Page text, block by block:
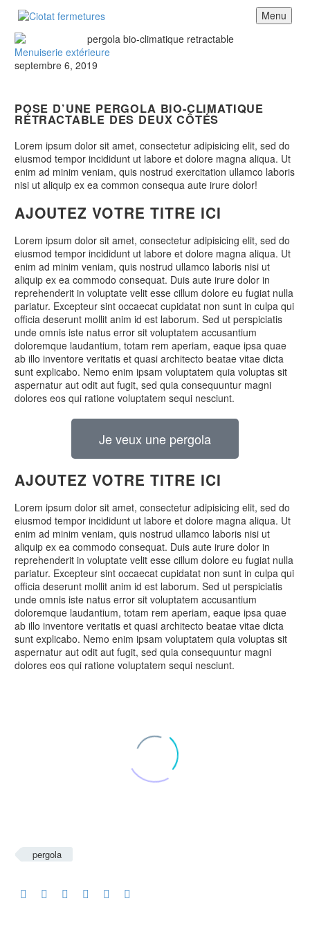
Menu
Menuiserie extérieure
septembre 6, 2019
POSE D’UNE PERGOLA BIO-CLIMATIQUE
RÉTRACTABLE DES DEUX CÔTÉS
Lorem ipsum dolor sit amet, consectetur adipisicing elit, sed do
eiusmod tempor incididunt ut labore et dolore magna aliqua. Ut
enim ad minim veniam, quis nostrud exercitation ullamco laboris
nisi ut aliquip ex ea common consequa aute irure dolor!
AJOUTEZ VOTRE TITRE ICI
Lorem ipsum dolor sit amet, consectetur adipisicing elit, sed do
eiusmod tempor incididunt ut labore et dolore magna aliqua. Ut
enim ad minim veniam, quis nostrud ullamco laboris nisi ut
aliquip ex ea commodo consequat. Duis aute irure dolor in
reprehenderit in voluptate velit esse cillum dolore eu fugiat nulla
pariatur. Excepteur sint occaecat cupidatat non sunt in culpa qui
officia deserunt mollit anim id est laborum. Sed ut perspiciatis
unde omnis iste natus error sit voluptatem accusantium
doloremque laudantium, totam rem aperiam, eaque ipsa quae
ab illo inventore veritatis et quasi architecto beatae vitae dicta
sunt explicabo. Nemo enim ipsam voluptatem quia voluptas sit
aspernatur aut odit aut fugit, sed quia consequuntur magni
dolores eos qui ratione voluptatem sequi nesciunt.
Je veux une pergola
AJOUTEZ VOTRE TITRE ICI
Lorem ipsum dolor sit amet, consectetur adipisicing elit, sed do
eiusmod tempor incididunt ut labore et dolore magna aliqua. Ut
enim ad minim veniam, quis nostrud ullamco laboris nisi ut
aliquip ex ea commodo consequat. Duis aute irure dolor in
reprehenderit in voluptate velit esse cillum dolore eu fugiat nulla
pariatur. Excepteur sint occaecat cupidatat non sunt in culpa qui
officia deserunt mollit anim id est laborum. Sed ut perspiciatis
unde omnis iste natus error sit voluptatem accusantium
doloremque laudantium, totam rem aperiam, eaque ipsa quae
ab illo inventore veritatis et quasi architecto beatae vitae dicta
sunt explicabo. Nemo enim ipsam voluptatem quia voluptas sit
aspernatur aut odit aut fugit, sed quia consequuntur magni
dolores eos qui ratione voluptatem sequi nesciunt.
pergola